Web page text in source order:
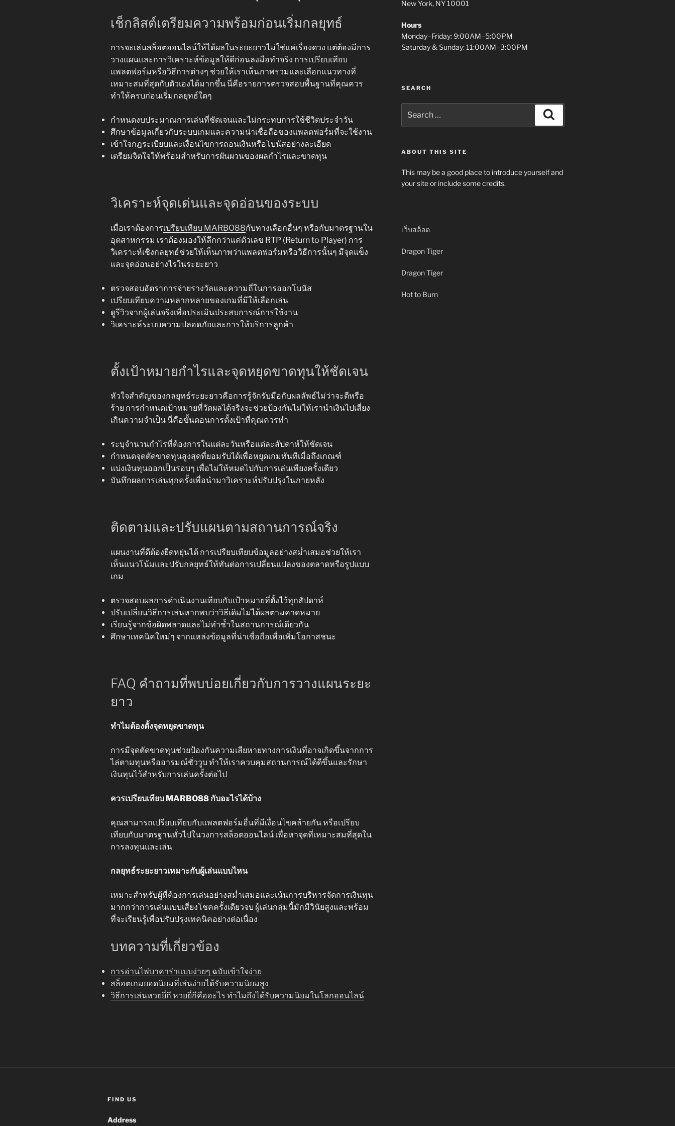
เช็กลิสต์เตรียมความพร้อมก่อนเริ่มกลยุทธ์
การจะเล่นสล็อตออนไลน์ให้ได้ผลในระยะยาวไม่ใช่แค่เรื่องดวง แต่ต้องมีการ
วางแผนและการวิเคราะห์ข้อมูลให้ดีก่อนลงมือทำจริง การเปรียบเทียบ
แพลตฟอร์มหรือวิธีการต่างๆ ช่วยให้เราเห็นภาพรวมและเลือกแนวทางที่
เหมาะสมที่สุดกับตัวเองได้มากขึ้น นี่คือรายการตรวจสอบพื้นฐานที่คุณควร
ทำให้ครบก่อนเริ่มกลยุทธ์ใดๆ
กำหนดงบประมาณการเล่นที่ชัดเจนและไม่กระทบการใช้ชีวิตประจำวัน
ศึกษาข้อมูลเกี่ยวกับระบบเกมและความน่าเชื่อถือของแพลตฟอร์มที่จะใช้งาน
เข้าใจกฎระเบียบและเงื่อนไขการถอนเงินหรือโบนัสอย่างละเอียด
เตรียมจิตใจให้พร้อมสำหรับการผันผวนของผลกำไรและขาดทุน
วิเคราะห์จุดเด่นและจุดอ่อนของระบบ
เมื่อเราต้องการเปรียบเทียบ MARBO88กับทางเลือกอื่นๆ หรือกับมาตรฐานใน
อุตสาหกรรม เราต้องมองให้ลึกกว่าแค่ตัวเลข RTP (Return to Player) การ
วิเคราะห์เชิงกลยุทธ์ช่วยให้เห็นภาพว่าแพลตฟอร์มหรือวิธีการนั้นๆ มีจุดแข็ง
และจุดอ่อนอย่างไรในระยะยาว
ตรวจสอบอัตราการจ่ายรางวัลและความถี่ในการออกโบนัส
เปรียบเทียบความหลากหลายของเกมที่มีให้เลือกเล่น
ดูรีวิวจากผู้เล่นจริงเพื่อประเมินประสบการณ์การใช้งาน
วิเคราะห์ระบบความปลอดภัยและการให้บริการลูกค้า
ตั้งเป้าหมายกำไรและจุดหยุดขาดทุนให้ชัดเจน
หัวใจสำคัญของกลยุทธ์ระยะยาวคือการรู้จักรับมือกับผลลัพธ์ไม่ว่าจะดีหรือ
ร้าย การกำหนดเป้าหมายที่วัดผลได้จริงจะช่วยป้องกันไม่ให้เรานำเงินไปเสี่ยง
เกินความจำเป็น นี่คือขั้นตอนการตั้งเป้าที่คุณควรทำ
ระบุจำนวนกำไรที่ต้องการในแต่ละวันหรือแต่ละสัปดาห์ให้ชัดเจน
กำหนดจุดตัดขาดทุนสูงสุดที่ยอมรับได้เพื่อหยุดเกมทันทีเมื่อถึงเกณฑ์
แบ่งเงินทุนออกเป็นรอบๆ เพื่อไม่ให้หมดไปกับการเล่นเพียงครั้งเดียว
บันทึกผลการเล่นทุกครั้งเพื่อนำมาวิเคราะห์ปรับปรุงในภายหลัง
ติดตามและปรับแผนตามสถานการณ์จริง
แผนงานที่ดีต้องยืดหยุ่นได้ การเปรียบเทียบข้อมูลอย่างสม่ำเสมอช่วยให้เรา
เห็นแนวโน้มและปรับกลยุทธ์ให้ทันต่อการเปลี่ยนแปลงของตลาดหรือรูปแบบ
เกม
ตรวจสอบผลการดำเนินงานเทียบกับเป้าหมายที่ตั้งไว้ทุกสัปดาห์
ปรับเปลี่ยนวิธีการเล่นหากพบว่าวิธีเดิมไม่ได้ผลตามคาดหมาย
เรียนรู้จากข้อผิดพลาดและไม่ทำซ้ำในสถานการณ์เดียวกัน
ศึกษาเทคนิคใหม่ๆ จากแหล่งข้อมูลที่น่าเชื่อถือเพื่อเพิ่มโอกาสชนะ
FAQ คำถามที่พบบ่อยเกี่ยวกับการวางแผนระยะ
ยาว
ทำไมต้องตั้งจุดหยุดขาดทุน
การมีจุดตัดขาดทุนช่วยป้องกันความเสียหายทางการเงินที่อาจเกิดขึ้นจากการ
ไล่ตามทุนหรืออารมณ์ชั่ววูบ ทำให้เราควบคุมสถานการณ์ได้ดีขึ้นและรักษา
เงินทุนไว้สำหรับการเล่นครั้งต่อไป
ควรเปรียบเทียบ MARBO88 กับอะไรได้บ้าง
คุณสามารถเปรียบเทียบกับแพลตฟอร์มอื่นที่มีเงื่อนไขคล้ายกัน หรือเปรียบ
เทียบกับมาตรฐานทั่วไปในวงการสล็อตออนไลน์ เพื่อหาจุดที่เหมาะสมที่สุดใน
การลงทุนและเล่น
กลยุทธ์ระยะยาวเหมาะกับผู้เล่นแบบไหน
เหมาะสำหรับผู้ที่ต้องการเล่นอย่างสม่ำเสมอและเน้นการบริหารจัดการเงินทุน
มากกว่าการเล่นแบบเสี่ยงโชคครั้งเดียวจบ ผู้เล่นกลุ่มนี้มักมีวินัยสูงและพร้อม
ที่จะเรียนรู้เพื่อปรับปรุงเทคนิคอย่างต่อเนื่อง
บทความที่เกี่ยวข้อง
การอ่านไพ่บาคาร่าแบบง่ายๆ ฉบับเข้าใจง่าย
สล็อตเกมยอดนิยมที่เล่นง่ายได้รับความนิยมสูง
วิธีการเล่นหวยยี่กี หวยยี่กีคืออะไร ทำไมถึงได้รับความนิยมในโลกออนไลน์
New York, NY 10001
Hours
Monday–Friday: 9:00AM–5:00PM
Saturday & Sunday: 11:00AM–3:00PM
SEARCH
for:
ABOUT THIS SITE
This may be a good place to introduce yourself and
your site or include some credits.
เว็บสล็อต
Dragon Tiger
Dragon Tiger
Hot to Burn
FIND US
Address